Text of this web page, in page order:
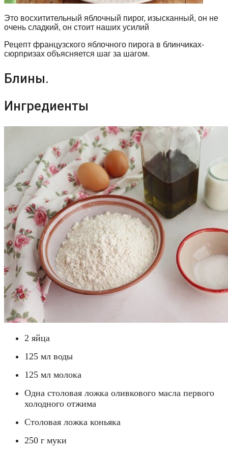
Это восхитительный яблочный пирог, изысканный, он не
очень сладкий, он стоит наших усилий
Рецепт французского яблочного пирога в блинчиках-
сюрпризах объясняется шаг за шагом.
Блины.
Ингредиенты
2 яйца
125 мл воды
125 мл молока
Одна столовая ложка оливкового масла первого
холодного отжима
Столовая ложка коньяка
250 г муки